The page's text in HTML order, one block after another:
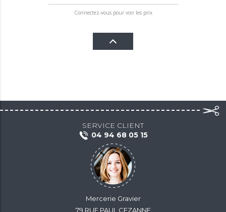
Connectez-vous pour voir les prix
SERVICE CLIENT
04 94 68 05 15
Mercerie Gravier
79 RUE PAUL CEZANNE